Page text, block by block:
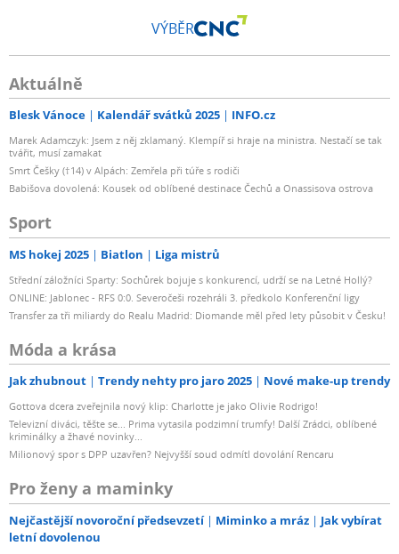
VÝBĚR
Aktuálně
Blesk Vánoce Kalendář svátků 2025 INFO.cz
Marek Adamczyk: Jsem z něj zklamaný. Klempíř si hraje na ministra. Nestačí se tak
tvářit, musí zamakat
Smrt Češky (†14) v Alpách: Zemřela při túře s rodiči
Babišova dovolená: Kousek od oblíbené destinace Čechů a Onassisova ostrova
Sport
MS hokej 2025 Biatlon Liga mistrů
Střední záložníci Sparty: Sochůrek bojuje s konkurencí, udrží se na Letné Hollý?
ONLINE: Jablonec - RFS 0:0. Severočeši rozehráli 3. předkolo Konferenční ligy
Transfer za tři miliardy do Realu Madrid: Diomande měl před lety působit v Česku!
Móda a krása
Jak zhubnout Trendy nehty pro jaro 2025 Nové make-up trendy
Gottova dcera zveřejnila nový klip: Charlotte je jako Olivie Rodrigo!
Televizní diváci, těšte se... Prima vytasila podzimní trumfy! Další Zrádci, oblíbené
kriminálky a žhavé novinky...
Milionový spor s DPP uzavřen? Nejvyšší soud odmítl dovolání Rencaru
Pro ženy a maminky
Nejčastější novoroční předsevzetí Miminko a mráz
Jak vybírat
letní dovolenou